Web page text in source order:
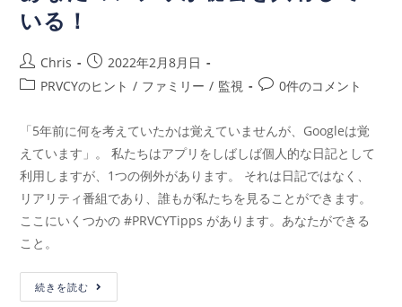
いる！
Chris
2022年2月8月日
PRVCYのヒント / ファミリー / 監視 0件のコメント
「5年前に何を考えていたかは覚えていませんが、Googleは覚
えています」。 私たちはアプリをしばしば個人的な日記として
利用しますが、1つの例外があります。 それは日記ではなく、
リアリティ番組であり、誰もが私たちを見ることができます。
ここにいくつかの #PRVCYTipps があります。あなたができる
こと。
続きを読む